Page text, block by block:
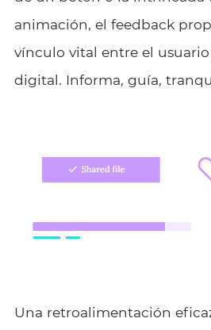
animación, el feedback
vínculo vital entre el
digital. Informa, guía,
Una retroalimentación